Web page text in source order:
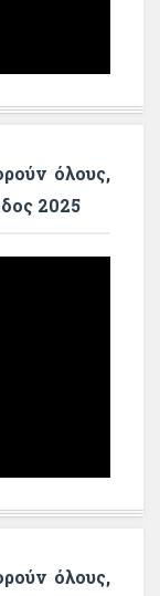
όλους,
2025
όλους,